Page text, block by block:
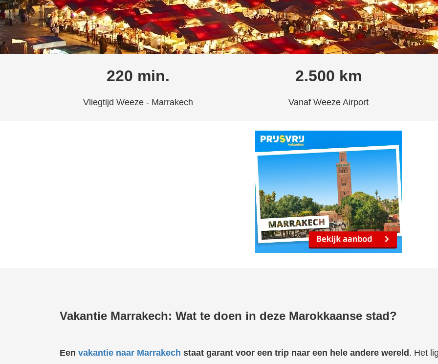
220 min.
Vliegtijd Weeze - Marrakech
2.500 km
Vanaf Weeze Airport
Vakantie Marrakech: Wat te doen in deze Marokkaanse stad?
Een vakantie naar Marrakech staat garant voor een trip naar een hele andere wereld . Het